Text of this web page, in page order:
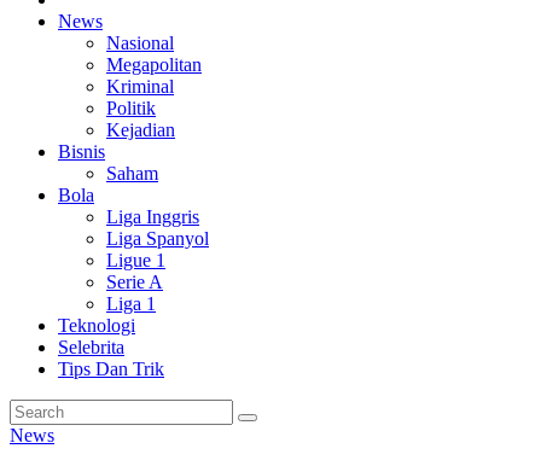
News
Nasional
Megapolitan
Kriminal
Politik
Kejadian
Bisnis
Saham
Bola
Liga Inggris
Liga Spanyol
Ligue 1
Serie A
Liga 1
Teknologi
Selebrita
Tips Dan Trik
News